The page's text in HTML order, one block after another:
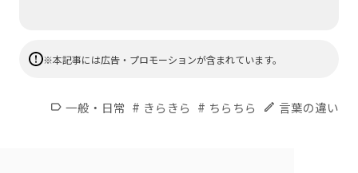
※本記事には広告・プロモーションが含まれています。
label 一般・日常 # きらきら # ちらちら edit 言葉の違い